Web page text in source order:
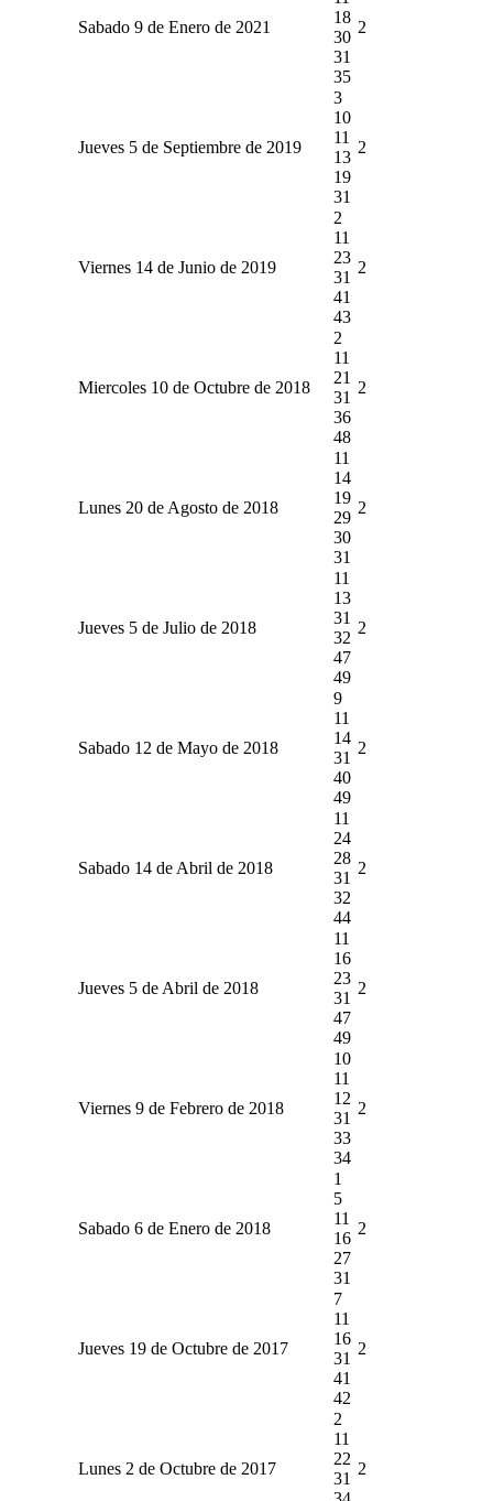
Sabado 9 de Enero de 2021
18
30
31
35
2
Jueves 5 de Septiembre de 2019
3
10
11
13
19
31
2
Viernes 14 de Junio de 2019
2
11
23
31
41
43
2
Miercoles 10 de Octubre de 2018
2
11
21
31
36
48
2
Lunes 20 de Agosto de 2018
11
14
19
29
30
31
2
Jueves 5 de Julio de 2018
11
13
31
32
47
49
2
Sabado 12 de Mayo de 2018
9
11
14
31
40
49
2
Sabado 14 de Abril de 2018
11
24
28
31
32
44
2
Jueves 5 de Abril de 2018
11
16
23
31
47
49
2
Viernes 9 de Febrero de 2018
10
11
12
31
33
34
2
Sabado 6 de Enero de 2018
1
5
11
16
27
31
2
Jueves 19 de Octubre de 2017
7
11
16
31
41
42
2
Lunes 2 de Octubre de 2017
2
11
22
31
2